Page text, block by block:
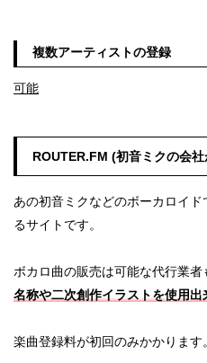
複数アーティストの登録
可能
ROUTER.FM (初音ミクの会社
あの初音ミクなどのボーカロイ
るサイトです。
ボカロ曲の販売は可能な代行業者
名称や二次創作イラストを使用出
楽曲登録料が初回のみかかります。